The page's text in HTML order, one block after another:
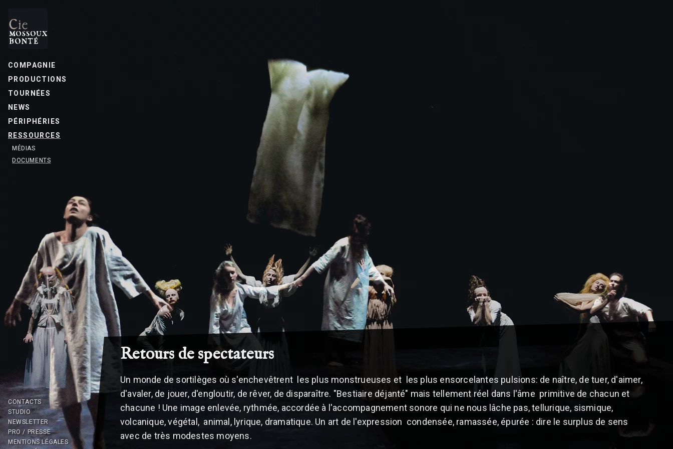
COMPAGNIE
PRODUCTIONS
TOURNÉES
NEWS
PÉRIPHÉRIES
RESSOURCES
MÉDIAS
DOCUMENTS
CONTACTS
STUDIO
NEWSLETTER
PRO / PRESSE
MENTIONS LÉGALES
Retours de spectateurs
Un monde de sortilèges où s'enchevêtrent les plus monstrueuses et les plus ensorcelantes pulsions: de naître, de tuer, d'aimer,
d'avaler, de jouer, d'engloutir, de rêver, de disparaître. "Bestiaire déjanté" mais tellement réel dans l'âme primitive de chacun et
chacune ! Une image enlevée, rythmée, accordée à l'accompagnement sonore qui ne nous lâche pas, tellurique, sismique,
volcanique, végétal, animal, lyrique, dramatique. Un art de l'expression condensée, ramassée, épurée : dire le surplus de sens
avec de très modestes moyens.